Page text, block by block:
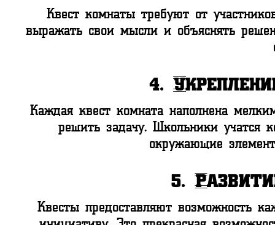
Квест комнаты требуют от
выражать свои мысли и объяснять
4.
Каждая квест комната наполнена
решить задачу. Школьники учатся
окружающие
5.
Квесты предоставляют возможность